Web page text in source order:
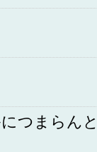
つまらん